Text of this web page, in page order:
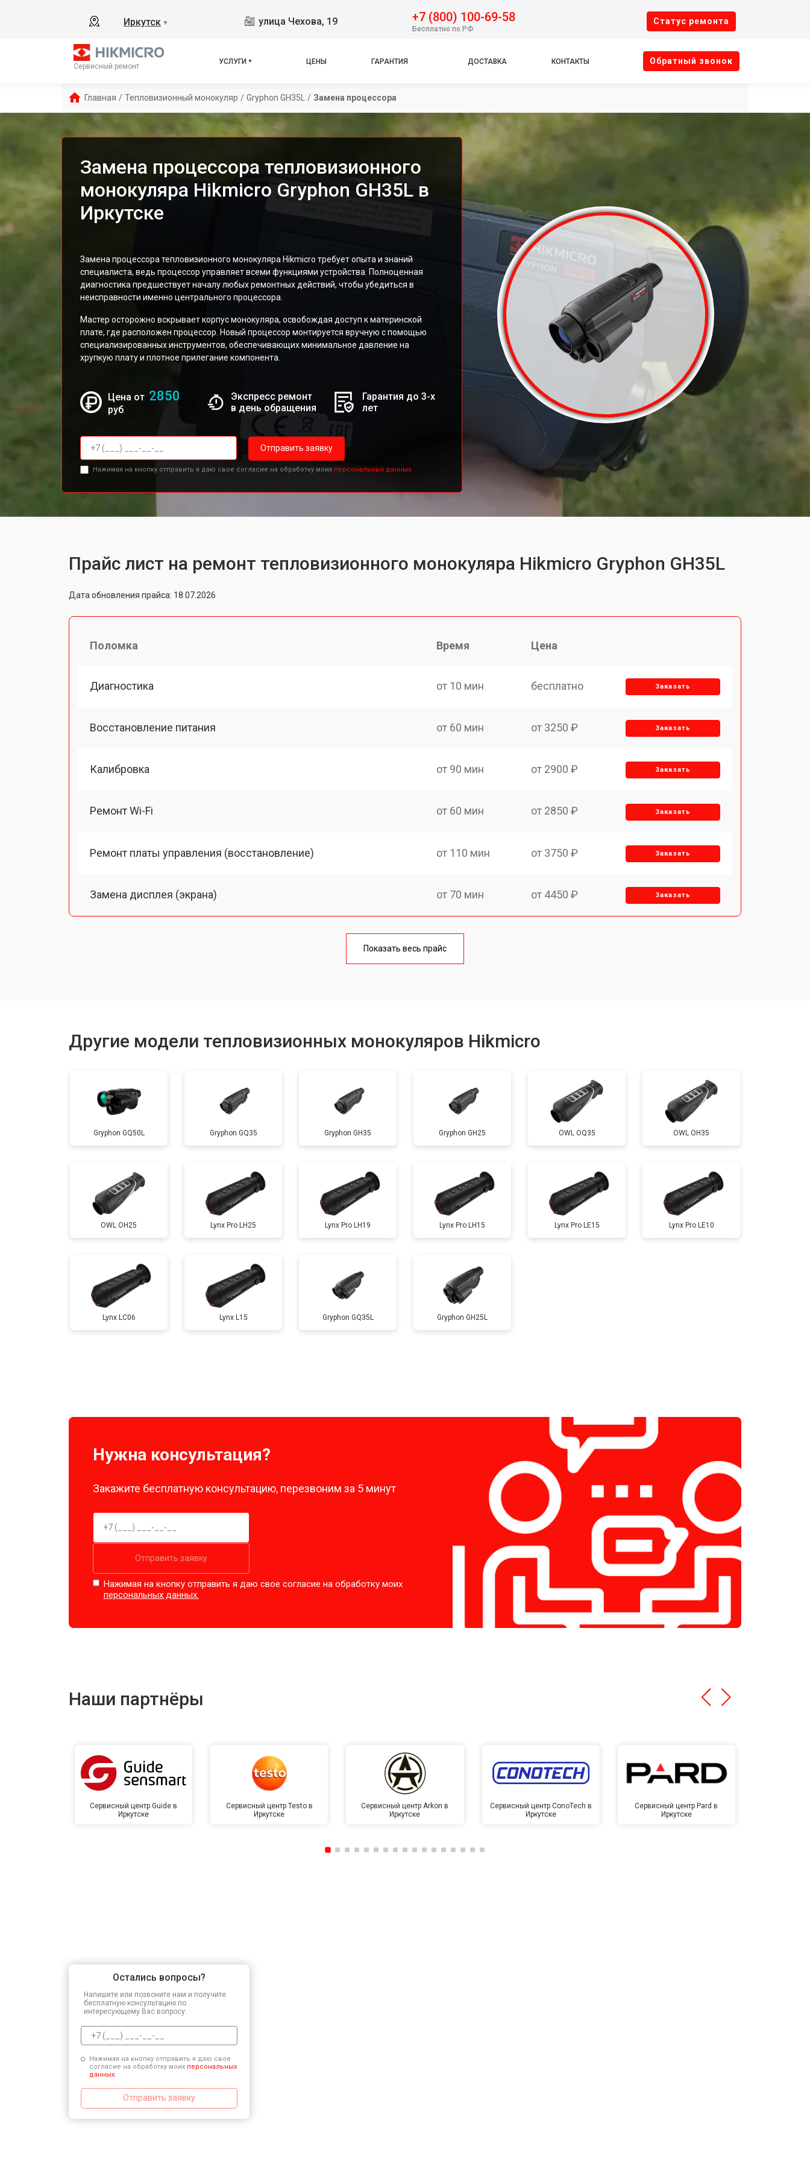
Иркутск ▼ улица Чехова, 19 +7 (800) 100-69-58
Бесплатно по РФ
Cтатус ремонта
Сервисный ремонт
УСЛУГИ ЦЕНЫ ГАРАНТИЯ ДОСТАВКА КОНТАКТЫ Oбратный звонок
Главная / Тепловизионный монокуляр / Gryphon GH35L / Замена процессора
Замена процессора тепловизионного
монокуляра Hikmicro Gryphon GH35L в
Иркутске
Замена процессора тепловизионного монокуляра Hikmicro требует опыта и знаний
специалиста, ведь процессор управляет всеми функциями устройства. Полноценная
диагностика предшествует началу любых ремонтных действий, чтобы убедиться в
неисправности именно центрального процессора.
Мастер осторожно вскрывает корпус монокуляра, освобождая доступ к материнской
плате, где расположен процессор. Новый процессор монтируется вручную с помощью
специализированных инструментов, обеспечивающих минимальное давление на
хрупкую плату и плотное прилегание компонента.
Цена от 2850
руб
Экспресс ремонт
в день обращения
Гарантия до 3-х
лет
Отправить заявку
Нажимая на кнопку отправить я даю свое согласие на обработку моих персональных данных.
Прайс лист на ремонт тепловизионного монокуляра Hikmicro Gryphon GH35L
Дата обновления прайса: 18.07.2026
Поломка Время Цена
Диагностика от 10 мин бесплатно Заказать
Восстановление питания от 60 мин от 3250 ₽ Заказать
Калибровка от 90 мин от 2900 ₽ Заказать
Ремонт Wi-Fi от 60 мин от 2850 ₽ Заказать
Ремонт платы управления (восстановление) от 110 мин от 3750 ₽ Заказать
Замена дисплея (экрана) от 70 мин от 4450 ₽ Заказать
от 80 мин
Показать весь прайс
Другие модели тепловизионных монокуляров Hikmicro
Gryphon GQ50L Gryphon GQ35 Gryphon GH35 Gryphon GH25 OWL OQ35 OWL OH35
OWL OH25 Lynx Pro LH25 Lynx Pro LH19 Lynx Pro LH15 Lynx Pro LE15 Lynx Pro LE10
Lynx LC06 Lynx L15 Gryphon GQ35L Gryphon GH25L
Нужна консультация?
Закажите бесплатную консультацию, перезвоним за 5 минут
Отправить заявку
Нажимая на кнопку отправить я даю свое согласие на обработку моих
персональных данных.
Наши партнёры
Сервисный центр Guide в
Иркутске
Сервисный центр Testo в
Иркутске
Сервисный центр Arkon в
Иркутске
Сервисный центр ConoTech в
Иркутске
Сервисный центр Pard в
Иркутске
Остались вопросы?
Напишите или позвоните нам и получите
бесплатную консультацию по
интересующему Вас вопросу.
Нажимая на кнопку отправить я даю свое
согласие на обработку моих персональных
данных.
Отправить заявку